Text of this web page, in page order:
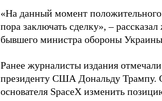
«На данный момент
пора заключать сделку», –
бывшего министра обороны
Ранее журналисты издания
президенту США Дональду Трампу.
основателя SpaceX изменить